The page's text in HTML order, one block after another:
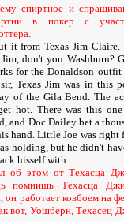
спиртное и
в покер с
it from Texas Jim Claire.
Jim, don't you Washburn?
for the Donaldson outfit
Texas Jim was in this
of the Gila Bend. The
hot. There was this
and Doc Dailey bet a
hand. Little Joe was right
holding, but he didn't
hisself with.
этом от Техасца
помнишь Техасца
работает ковбоем на
вот, Уошберн, Техасец